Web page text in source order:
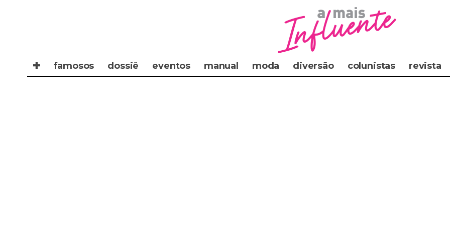
✚ famosos dossiê eventos manual moda diversão colunistas revista